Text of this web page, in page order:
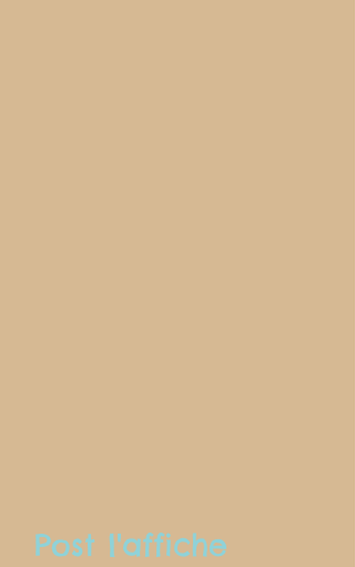
Post l'affiche